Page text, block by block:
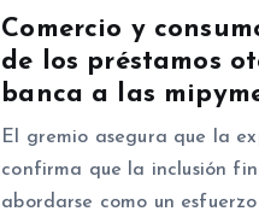
Comercio y
de los préstamos
banca a las
El gremio asegura que la
confirma que la inclusión
abordarse como un